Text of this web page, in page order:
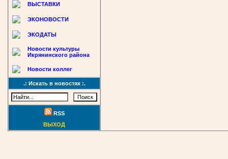
ВЫСТАВКИ
ЭКОНОВОСТИ
ЭКОДАТЫ
Новости культуры
Икрянинского района
Новости коллег
.: Искать в новостях :.
RSS
ВЫХОД